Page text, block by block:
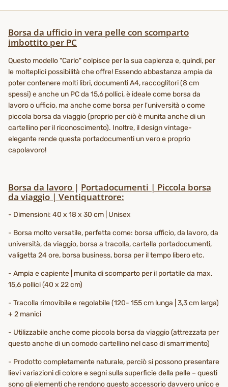
Borsa da ufficio in vera pelle con scomparto
imbottito per PC
Questo modello "Carlo" colpisce per la sua capienza e, quindi, per
le molteplici possibilità che offre! Essendo abbastanza ampia da
poter contenere molti libri, documenti A4, raccoglitori (8 cm
spessi) e anche un PC da 15,6 pollici, è ideale come borsa da
lavoro o ufficio, ma anche come borsa per l'università o come
piccola borsa da viaggio (proprio per ciò è munita anche di un
cartellino per il riconoscimento). Inoltre, il design vintage-
elegante rende questa portadocumenti un vero e proprio
capolavoro!
Borsa da lavoro | Portadocumenti | Piccola borsa
da viaggio | Ventiquattrore:
- Dimensioni: 40 x 18 x 30 cm | Unisex
- Borsa molto versatile, perfetta come: borsa ufficio, da lavoro, da
università, da viaggio, borsa a tracolla, cartella portadocumenti,
valigetta 24 ore, borsa business, borsa per il tempo libero etc.
- Ampia e capiente | munita di scomparto per il portatile da max.
15,6 pollici (40 x 22 cm)
- Tracolla rimovibile e regolabile (120- 155 cm lunga | 3,3 cm larga)
+ 2 manici
- Utilizzabile anche come piccola borsa da viaggio (attrezzata per
questo anche di un comodo cartellino nel caso di smarrimento)
- Prodotto completamente naturale, perciò si possono presentare
lievi variazioni di colore e segni sulla superficie della pelle – questi
sono gli elementi che rendono questo accessorio davvero unico e